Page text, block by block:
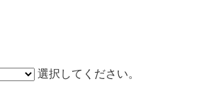
選択してください。